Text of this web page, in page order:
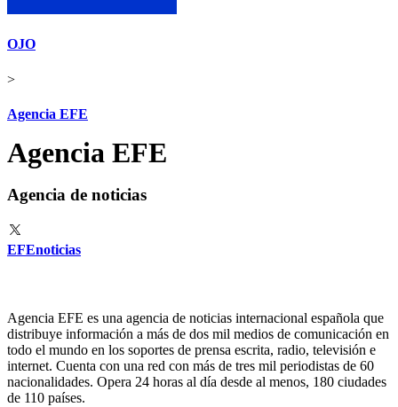
OJO
>
Agencia EFE
Agencia EFE
Agencia de noticias
EFEnoticias
Agencia EFE es una agencia de noticias internacional española que
distribuye información a más de dos mil medios de comunicación en
todo el mundo en los soportes de prensa escrita, radio, televisión e
internet. Cuenta con una red con más de tres mil periodistas de 60
nacionalidades. Opera 24 horas al día desde al menos, 180 ciudades
de 110 países.